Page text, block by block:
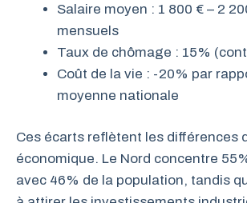
Salaire moyen : 1 800 € – 2
mensuels
Taux de chômage : 15%
Coût de la vie : -20% par
moyenne nationale
Ces écarts reflètent les différences
économique. Le Nord concentre
avec 46% de la population, tandis